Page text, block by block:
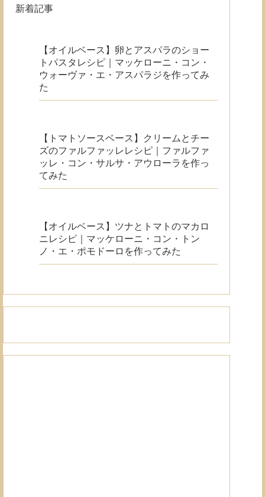
新着記事
【オイルベース】卵とアスパラのショー
トパスタレシピ｜マッケローニ・コン・
ウォーヴァ・エ・アスパラジを作ってみ
た
【トマトソースベース】クリームとチー
ズのファルファッレレシピ｜ファルファ
ッレ・コン・サルサ・アウローラを作っ
てみた
【オイルベース】ツナとトマトのマカロ
ニレシピ｜マッケローニ・コン・トン
ノ・エ・ポモドーロを作ってみた